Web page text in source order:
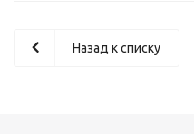
Назад к списку